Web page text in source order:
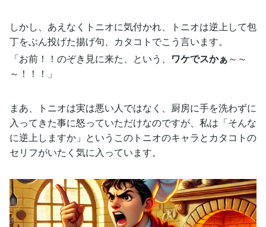
しかし、あえなくトニオに気付かれ、トニオは逆上して包
丁をぶん投げた揚げ句、カタコトでこう言います。
「お前！！のぞき見に来た、という、 ワケでスかぁ～～
～！！！」
まあ、トニオは実は悪い人ではなく、厨房に手を洗わずに
入ってきた事に怒っていただけなのですが、私は「そんな
に逆上しますか」というこのトニオのキャラとカタコトの
セリフがいたく気に入っています。